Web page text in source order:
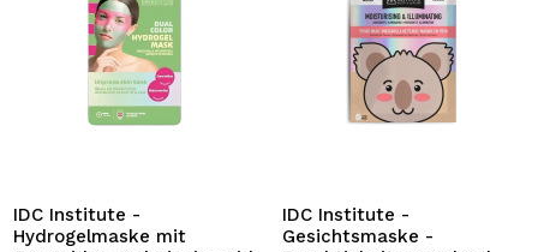
IDC Institute -
Hydrogelmaske mit
IDC Institute -
Gesichtsmaske -